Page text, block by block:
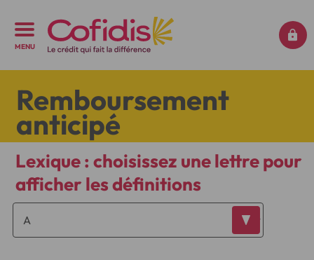
MENU
Remboursement
anticipé
Lexique : choisissez une lettre pour
afficher les définitions